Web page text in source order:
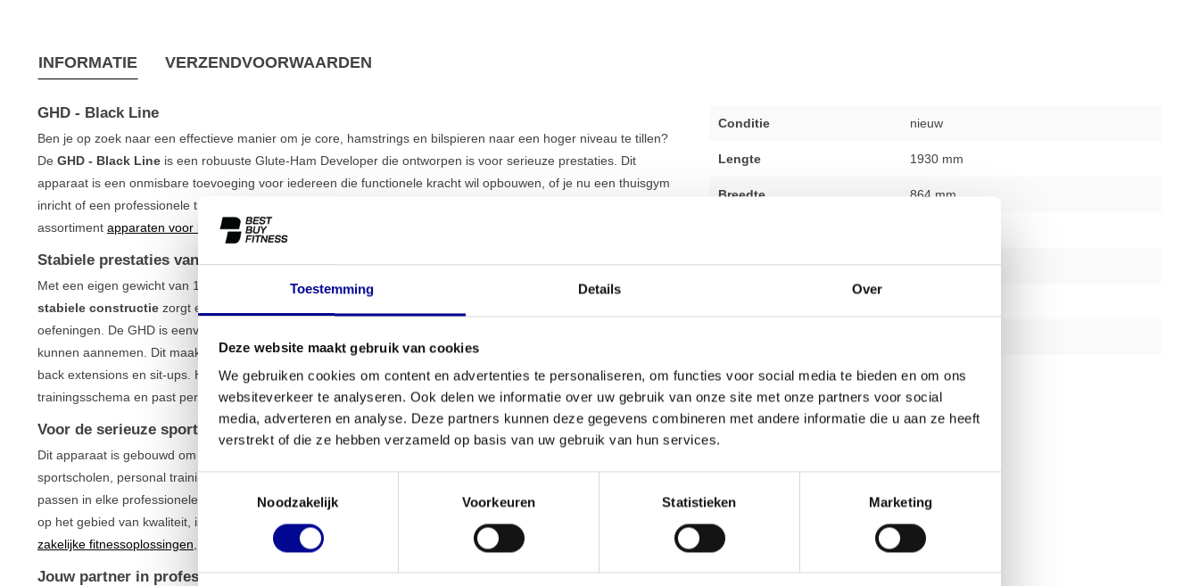
Toestemming Details Over
Deze website maakt gebruik van cookies
We gebruiken cookies om content en advertenties te personaliseren, om functies voor social media te bieden en om ons
websiteverkeer te analyseren. Ook delen we informatie over uw gebruik van onze site met onze partners voor social
media, adverteren en analyse. Deze partners kunnen deze gegevens combineren met andere informatie die u aan ze heeft
verstrekt of die ze hebben verzameld op basis van uw gebruik van hun services.
Noodzakelijk
Voorkeuren Statistieken Marketing
INFORMATIE VERZENDVOORWAARDEN
GHD - Black Line
Ben je op zoek naar een effectieve manier om je core, hamstrings en bilspieren naar een hoger niveau te tillen?
De GHD - Black Line is een robuuste Glute-Ham Developer die ontworpen is voor serieuze prestaties. Dit
apparaat is een onmisbare toevoeging voor iedereen die functionele kracht wil opbouwen, of je nu een thuisgym
inricht of een professionele trainingsruimte beheert. De GHD - Black Line is een uitstekende keuze binnen ons
assortiment apparaten voor krachttraining
Stabiele prestaties van de GHD - Black Line
Met een eigen gewicht van 105 kg en een solide frame staat de GHD - Black Line als een huis. Destevige en
stabiele constructie zorgt ervoor dat je met vertrouwen kunt trainen, zelfs tijdens de meest intensieve
oefeningen. De GHD is eenvoudig verstelbaar, zodat gebruikers van verschillende lengtes altijd de juiste houding
kunnen aannemen. Dit maakt het apparaat perfect voor een breed scala aan oefeningen, zoals glute-ham raises,
back extensions en sit-ups. Het is een veelzijdige machine die een centrale rol kan spelen in jouw
trainingsschema en past perfect binnen ons aanbod vanfitness benches en fitness racks.
Voor de serieuze sporter thuis en in de sportschool
Dit apparaat is gebouwd om intensief gebruikt te worden. Dat maakt de GHD - Black Line ideaal voor commerciële
sportscholen, personal training studio’s en CrossFit boxen. De duurzame materialen en het strakke, zwarte design
passen in elke professionele omgeving. Ook voor de veeleisende thuissporter die geen compromissen wil sluiten
op het gebied van kwaliteit, is dit de perfecte keuze. Overweeg je dit apparaat voor je bedrijf? Wij bieden diverse
zakelijke fitnessoplossingen , van koop en lease tot complete zaalinrichting.
Jouw partner in professionele fitnessapparatuur
Conditie nieuw
Lengte 1930 mm
Breedte 864 mm
Kleur zwart
Materiaal ijzer